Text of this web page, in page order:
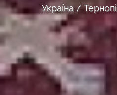
Україна